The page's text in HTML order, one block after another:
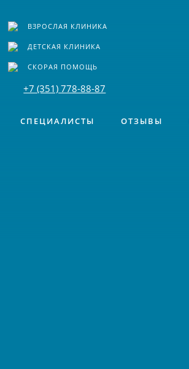
ВЗРОСЛАЯ КЛИНИКА
ДЕТСКАЯ КЛИНИКА
СКОРАЯ ПОМОЩЬ
+7 (351) 778-88-87
СПЕЦИАЛИСТЫ ОТЗЫВЫ